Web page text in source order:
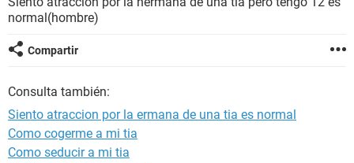
SEXUALIDAD
GLOSARIO
normal(hombre)
Compartir
Consulta también:
Siento atraccion por la ermana de una tia es normal
Como cogerme a mi tia
Como seducir a mi tia